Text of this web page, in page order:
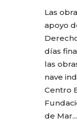
Las
apoyo
días
las
nave
Centro
de